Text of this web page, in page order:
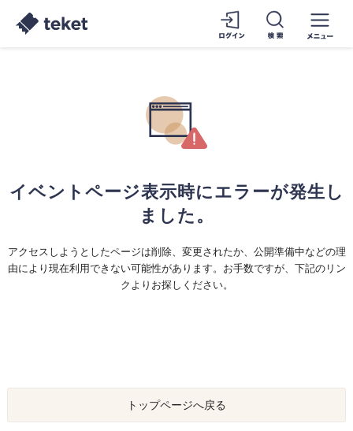
イベントページ表示時にエラーが発生し
ました。
アクセスしようとしたページは削除、変更されたか、公開準備中などの理
由により現在利用できない可能性があります。お手数ですが、下記のリン
クよりお探しください。
トップページへ戻る